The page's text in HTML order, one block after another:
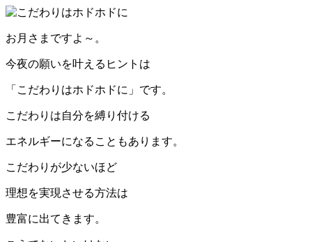
お月さまですよ～。
今夜の願いを叶えるヒントは
「こだわりはホドホドに」です。
こだわりは自分を縛り付ける
エネルギーになることもあります。
こだわりが少ないほど
理想を実現させる方法は
豊富に出てきます。